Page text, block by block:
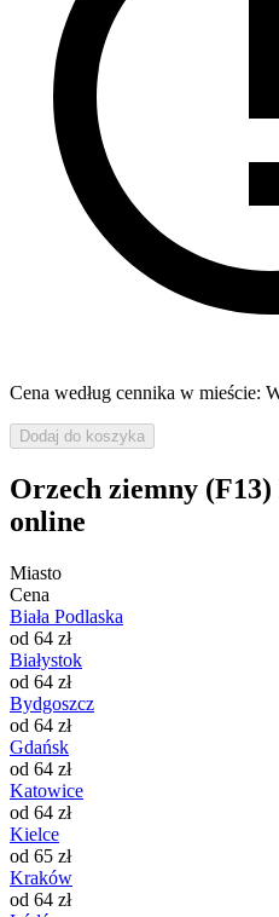
Cena według cennika w mieście:
Dodaj do koszyka
Orzech ziemny
online
Miasto
Cena
Biała Podlaska
od 64 zł
Białystok
od 64 zł
Bydgoszcz
od 64 zł
Gdańsk
od 64 zł
Katowice
od 64 zł
Kielce
od 65 zł
Kraków
od 64 zł